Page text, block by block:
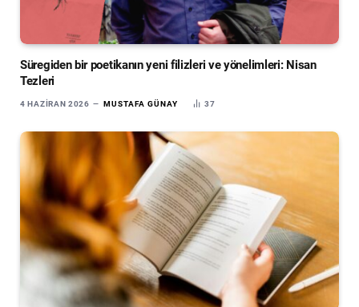
Süregiden bir poetikanın yeni filizleri ve yönelimleri: Nisan
Tezleri
4 HAZIRAN 2026 MUSTAFA GÜNAY 37